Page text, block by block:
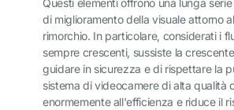
di miglioramento della visuale attorno
rimorchio. In particolare, considerati i
sempre crescenti, sussiste la
guidare in sicurezza e di rispettare la
sistema di videocamere di alta qualità
enormemente all'efficienza e riduce il